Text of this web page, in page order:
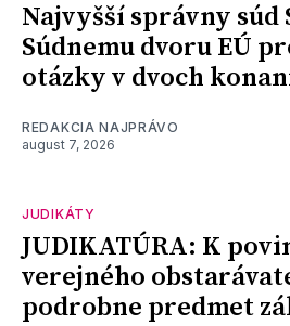
Najvyšší správny súd
Súdnemu dvoru EÚ
otázky v dvoch
REDAKCIA NAJPRÁVO
august 7, 2026
JUDIKÁTY
JUDIKATÚRA: K
verejného
podrobne predmet